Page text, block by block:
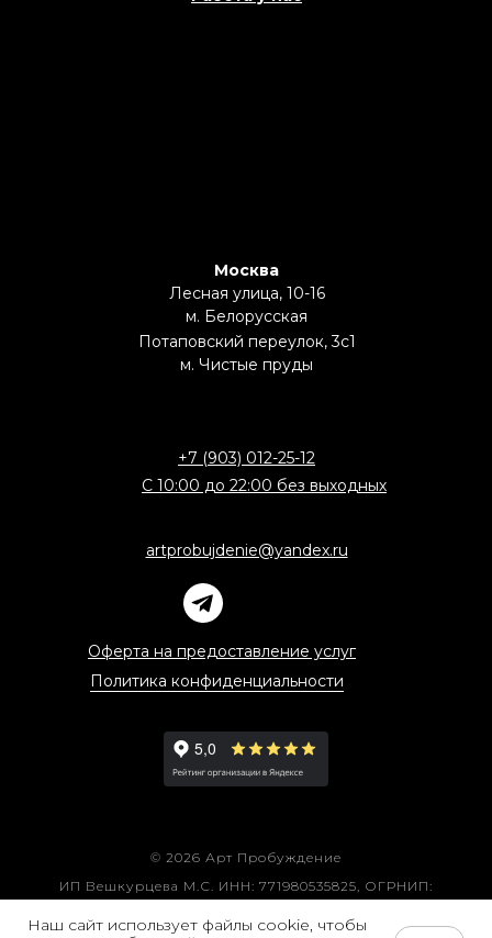
Наш сайт использует файлы cookie, чтобы
С 10:00 до 22:00 без выходных
+7 (903) 012-25-12
Москва
Лесная улица, 10-16
м. Белорусская
artprobujdenie@yandex.ru
Потаповский переулок, 3с1
м. Чистые пруды
Политика конфиденциальности
Оферта на предоставление услуг
© 2026 Арт Пробуждение
ИП Вешкурцева М.С. ИНН: 771980535825, ОГРНИП: